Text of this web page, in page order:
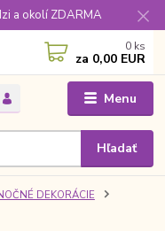
a okolí ZDARMA
Menu
Hľadať
0 ks
za 0,00 EUR
DEKORÁCIE